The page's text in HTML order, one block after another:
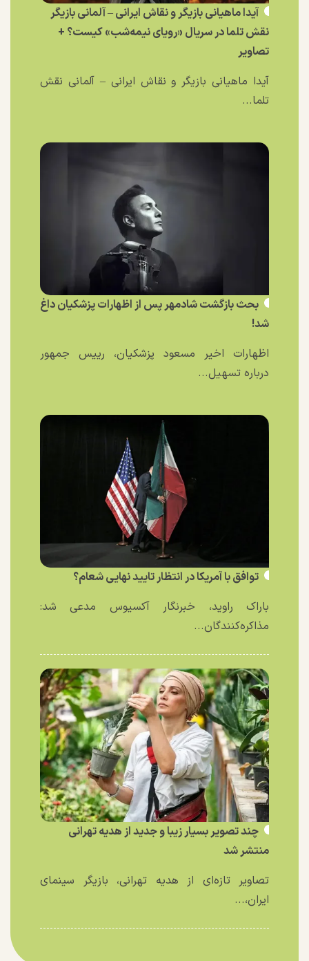
آیدا ماهیانی بازیگر و نقاش ایرانی – آلمانی بازیگر
نقش تلما در سریال «رویای نیمه‌شب» کیست؟ +
تصاویر
آیدا ماهیانی بازیگر و نقاش ایرانی – آلمانی نقش
تلما...
بحث بازگشت شادمهر پس از اظهارات پزشکیان داغ
شد!
اظهارات اخیر مسعود پزشکیان، رییس جمهور
درباره تسهیل...
توافق با آمریکا در انتظار تایید نهایی شعام؟
باراک راوید، خبرنگار آکسیوس مدعی شد:
مذاکره‌کنندگان...
چند تصویر بسیار زیبا و جدید از هدیه تهرانی
منتشر شد
تصاویر تازه‌ای از هدیه تهرانی، بازیگر سینمای
ایران،...